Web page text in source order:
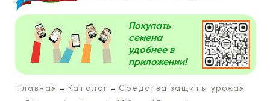
Покупать
семена
удобнее в
приложении!
Главная Каталог
Средства защиты урожая